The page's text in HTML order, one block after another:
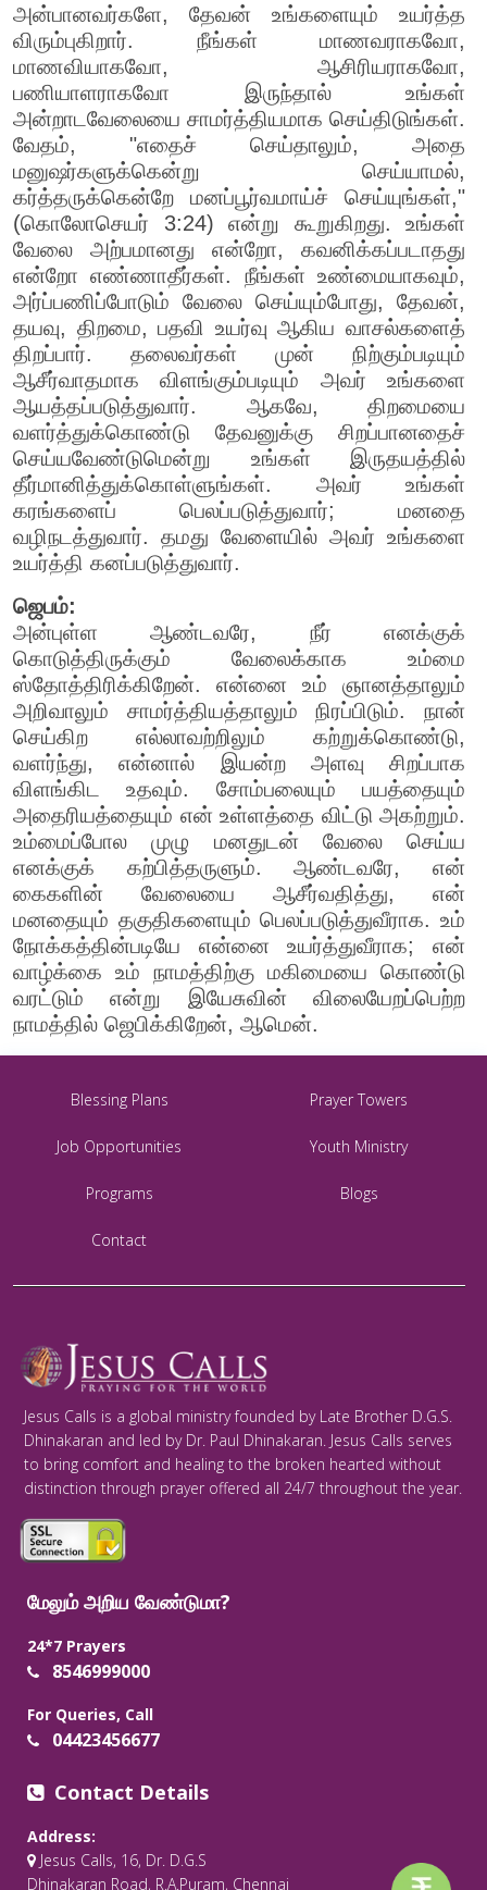
அன்பானவர்களே, தேவன் உங்களையும் உயர்த்த
விரும்புகிறார். நீங்கள் மாணவராகவோ,
மாணவியாகவோ, ஆசிரியராகவோ,
பணியாளராகவோ இருந்தால் உங்கள்
அன்றாடவேலையை சாமர்த்தியமாக செய்திடுங்கள்.
வேதம், "எதைச் செய்தாலும், அதை
மனுஷர்களுக்கென்று செய்யாமல்,
கர்த்தருக்கென்றே மனப்பூர்வமாய்ச் செய்யுங்கள்,"
(கொலோசெயர் 3:24) என்று கூறுகிறது. உங்கள்
வேலை அற்பமானது என்றோ, கவனிக்கப்படாதது
என்றோ எண்ணாதீர்கள். நீங்கள் உண்மையாகவும்,
அர்ப்பணிப்போடும் வேலை செய்யும்போது, தேவன்,
தயவு, திறமை, பதவி உயர்வு ஆகிய வாசல்களைத்
திறப்பார். தலைவர்கள் முன் நிற்கும்படியும்
ஆசீர்வாதமாக விளங்கும்படியும் அவர் உங்களை
ஆயத்தப்படுத்துவார். ஆகவே, திறமையை
வளர்த்துக்கொண்டு தேவனுக்கு சிறப்பானதைச்
செய்யவேண்டுமென்று உங்கள் இருதயத்தில்
தீர்மானித்துக்கொள்ளுங்கள். அவர் உங்கள்
கரங்களைப் பெலப்படுத்துவார்; மனதை
வழிநடத்துவார். தமது வேளையில் அவர் உங்களை
உயர்த்தி கனப்படுத்துவார்.
ஜெபம்:
அன்புள்ள ஆண்டவரே, நீர் எனக்குக்
கொடுத்திருக்கும் வேலைக்காக உம்மை
ஸ்தோத்திரிக்கிறேன். என்னை உம் ஞானத்தாலும்
அறிவாலும் சாமர்த்தியத்தாலும் நிரப்பிடும். நான்
செய்கிற எல்லாவற்றிலும் கற்றுக்கொண்டு,
வளர்ந்து, என்னால் இயன்ற அளவு சிறப்பாக
விளங்கிட உதவும். சோம்பலையும் பயத்தையும்
அதைரியத்தையும் என் உள்ளத்தை விட்டு அகற்றும்.
உம்மைப்போல முழு மனதுடன் வேலை செய்ய
எனக்குக் கற்பித்தருளும். ஆண்டவரே, என்
கைகளின் வேலையை ஆசீர்வதித்து, என்
மனதையும் தகுதிகளையும் பெலப்படுத்துவீராக. உம்
நோக்கத்தின்படியே என்னை உயர்த்துவீராக; என்
வாழ்க்கை உம் நாமத்திற்கு மகிமையை கொண்டு
வரட்டும் என்று இயேசுவின் விலையேறப்பெற்ற
நாமத்தில் ஜெபிக்கிறேன், ஆமென்.
Blessing Plans Prayer Towers
Job Opportunities Youth Ministry
Programs Blogs
Contact
Jesus Calls is a global ministry founded by Late Brother D.G.S.
Dhinakaran and led by Dr. Paul Dhinakaran. Jesus Calls serves
to bring comfort and healing to the broken hearted without
distinction through prayer offered all 24/7 throughout the year.
மேலும் அறிய வேண்டுமா?
24*7 Prayers
8546999000
For Queries, Call
04423456677
Contact Details
Address:
Jesus Calls, 16, Dr. D.G.S
Dhinakaran Road, R.A.Puram, Chennai